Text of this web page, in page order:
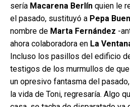
sería Macarena Berlín quien le
el pasado, sustituyó a Pepa
nombre de Marta Fernández -
ahora colaboradora en La
Incluso los pasillos del edificio
testigos de los murmullos de que
un opresivo fantasma del
la vida de Toni, regresaría. Algo